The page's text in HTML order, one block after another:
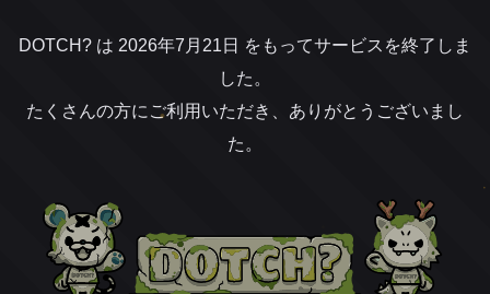
DOTCH? は 2026年7月21日 をもってサービスを終了しま
した。
たくさんの方にご利用いただき、ありがとうございまし
た。